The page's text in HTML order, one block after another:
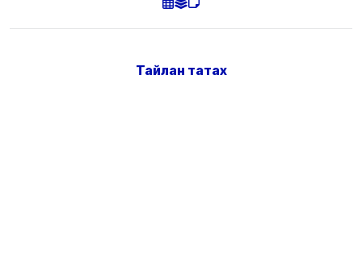
Тайлан татах